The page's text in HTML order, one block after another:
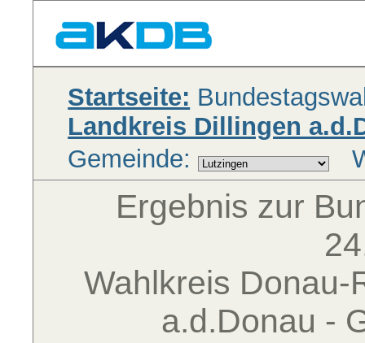
Startseite:
Landkreis Dillingen
Gemeinde:
Ergebnis zur
Wahlkreis Donau-
a.d.Donau -